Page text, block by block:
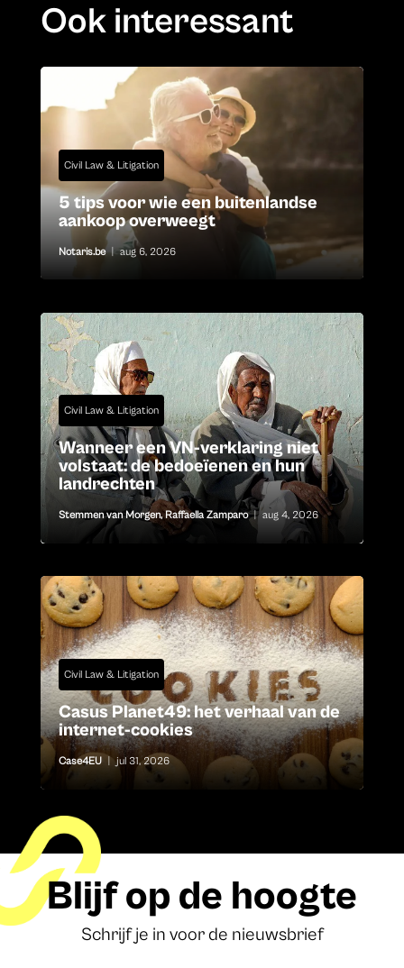
Ook interessant
Civil Law & Litigation
5 tips voor wie een buitenlandse
aankoop overweegt
Notaris.be | aug 6, 2026
Civil Law & Litigation
Wanneer een VN-verklaring niet
volstaat: de bedoeïenen en hun
landrechten
Stemmen van Morgen,Raffaella Zamparo | aug 4, 2026
Civil Law & Litigation
Casus Planet49: het verhaal van de
internet-cookies
Case4EU jul 31, 2026
Blijf op de hoogte
Schrijf je in voor de nieuwsbrief